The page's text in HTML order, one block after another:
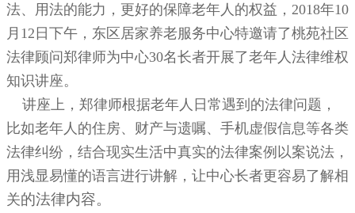
法、用法的能力，更好的保障老年人的权益，2018年10
月12日下午，东区居家养老服务中心特邀请了桃苑社区
法律顾问郑律师为中心30名长者开展了老年人法律维权
知识讲座。
讲座上，郑律师根据老年人日常遇到的法律问题，
比如老年人的住房、财产与遗嘱、手机虚假信息等各类
法律纠纷，结合现实生活中真实的法律案例以案说法，
用浅显易懂的语言进行讲解，让中心长者更容易了解相
关的法律内容。